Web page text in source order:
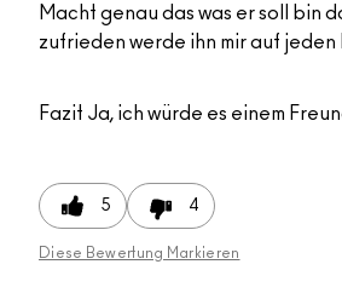
Macht genau das was er soll bin
zufrieden werde ihn mir auf jeden
Fazit Ja, ich würde es einem
5 4
Diese Bewertung Markieren